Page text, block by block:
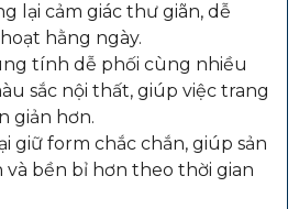
lại cảm giác thư giãn, dễ
hằng ngày.
tính dễ phối cùng nhiều
sắc nội thất, giúp việc trang
giản hơn.
giữ form chắc chắn, giúp sản
và bền bỉ hơn theo thời gian